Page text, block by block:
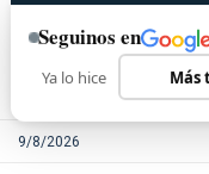
9/8/2026
Seguinos en
Ya lo hice Más